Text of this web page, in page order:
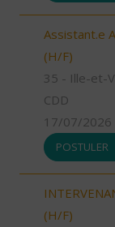
Assistant.e
(H/F)
35 - Ille-et-
CDD
17/07/2026
POSTULER
(H/F)